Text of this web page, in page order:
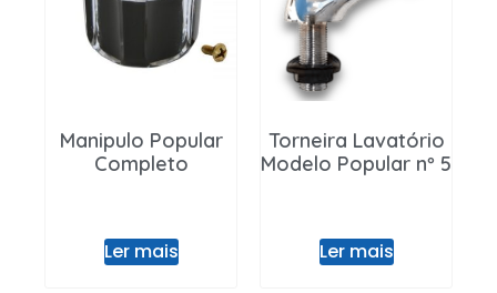
Manipulo Popular
Completo
Ler mais
Torneira Lavatório
Modelo Popular nº 5
Ler mais